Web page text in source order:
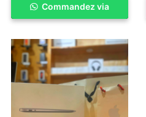
ACHETER
Commandez via